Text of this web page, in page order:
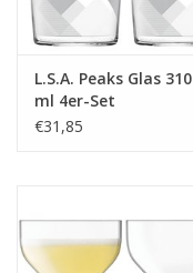
L.S.A. Peaks Glas 310
ml 4er-Set
€31,85